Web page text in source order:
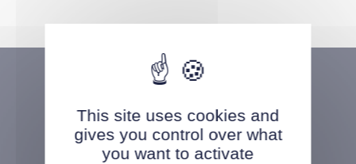
This site uses cookies and
gives you control over what
you want to activate